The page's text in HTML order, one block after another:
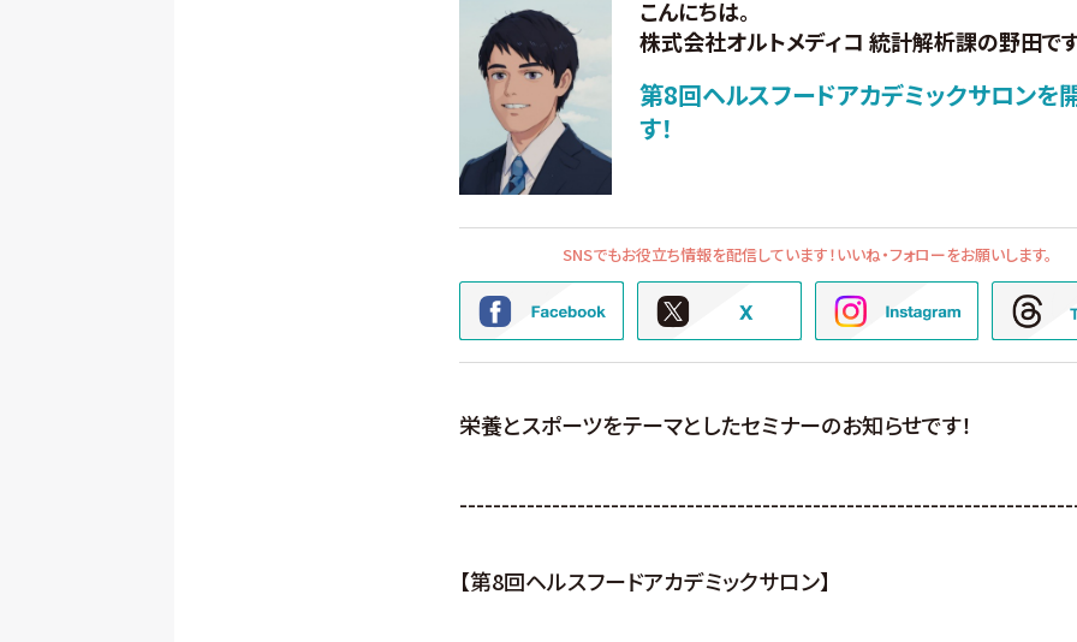
こんにちは。
株式会社オルトメディコ 統計解析課の野田です
第8回ヘルスフードアカデミックサロンを
す！
SNSでもお役立ち情報を配信しています！いいね・フォローをお願いします。
栄養とスポーツをテーマとしたセミナーのお知らせです！
【第8回ヘルスフードアカデミックサロン】